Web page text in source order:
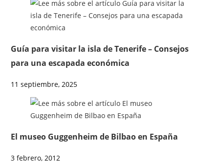
Guía para visitar la isla de Tenerife – Consejos
para una escapada económica
11 septiembre, 2025
El museo Guggenheim de Bilbao en España
3 febrero, 2012